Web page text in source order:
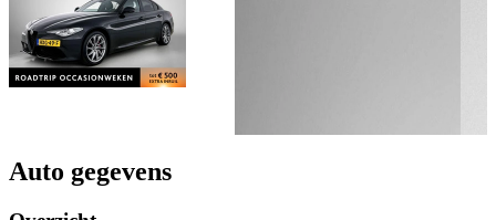
Auto gegevens